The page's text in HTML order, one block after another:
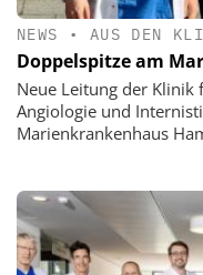
NEWS • AUS DEN
Doppelspitze am
Neue Leitung der Klinik
Angiologie und
Marienkrankenhaus